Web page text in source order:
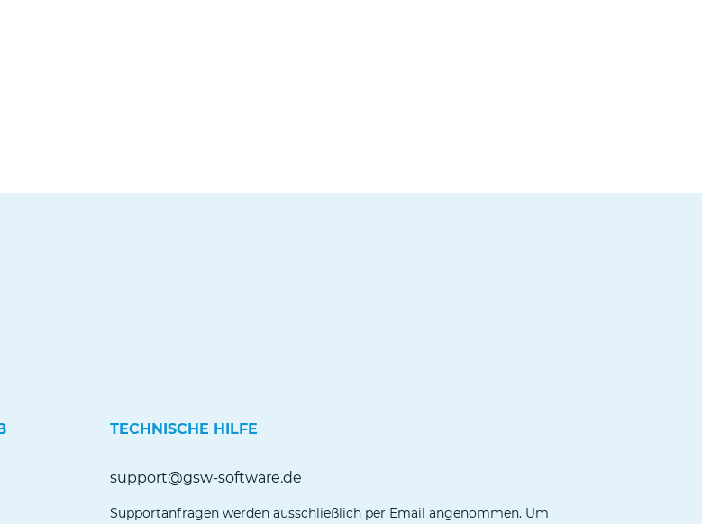
TECHNISCHE HILFE
support@gsw-software.de
Supportanfragen werden ausschließlich per Email angenommen. Um